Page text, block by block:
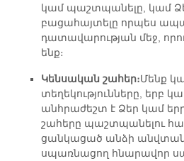
կամ պաշտպանելը, կամ
բացահայտելը որպես
դատավարության մեջ,
ենք։
Կենսական շահեր։Մենք
տեղեկությունները, երբ
անհրաժեշտ է Ձեր կամ
շահերը պաշտպանելու
ցանկացած անձի
սպառնացող հնարավոր